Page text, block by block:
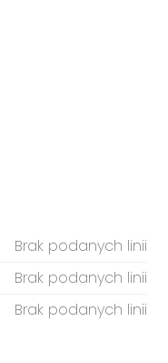
Brak podanych linii
Brak podanych linii
Brak podanych linii